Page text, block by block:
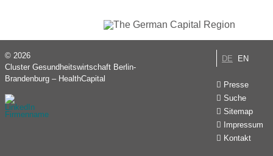
DE EN
Presse
Suche
Sitemap
Impressum
Kontakt
© 2026
Cluster Gesundheitswirtschaft Berlin-
Brandenburg – HealthCapital